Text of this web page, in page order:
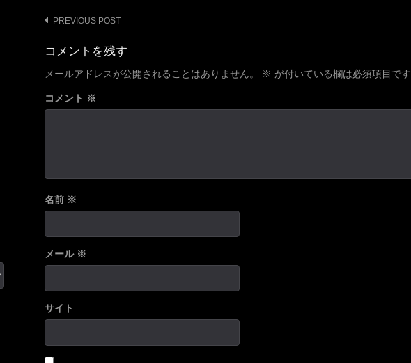
Post
navigation
PREVIOUS POST
コメントを残す
メールアドレスが公開されることはありません。 ※ が付いている欄は必須項目です
コメント ※
名前 ※
メール ※
サイト